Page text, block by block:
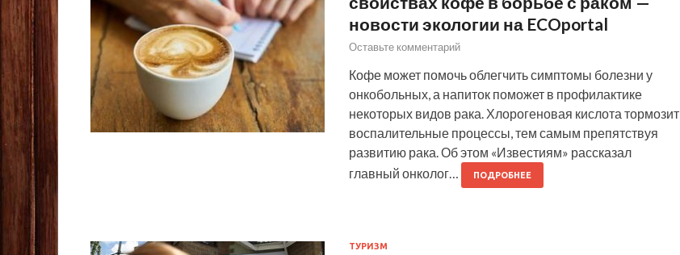
новости экологии на ECOportal
Оставьте комментарий
Кофе может помочь облегчить симптомы болезни у
онкобольных, а напиток поможет в профилактике
некоторых видов рака. Хлорогеновая кислота тормозит
воспалительные процессы, тем самым препятствуя
развитию рака. Об этом «Известиям» рассказал
главный онколог…
ПОДРОБНЕЕ
ТУРИЗМ